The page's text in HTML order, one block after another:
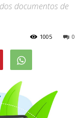
documentos de
0
1005